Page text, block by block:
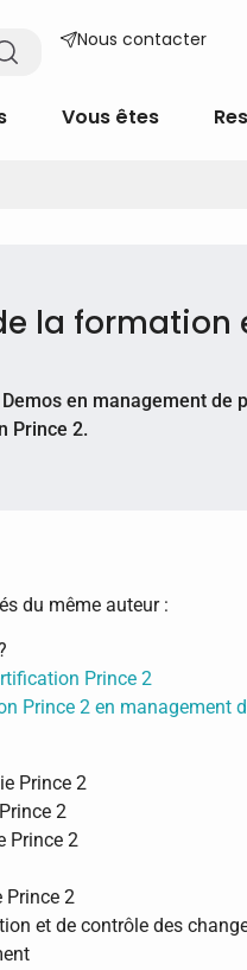
Nous contacter
Vous êtes
la
en management de
Prince 2.
du même auteur :
Prince 2
Prince 2 en management
Prince 2
2
Prince 2
Prince 2
et de contrôle des